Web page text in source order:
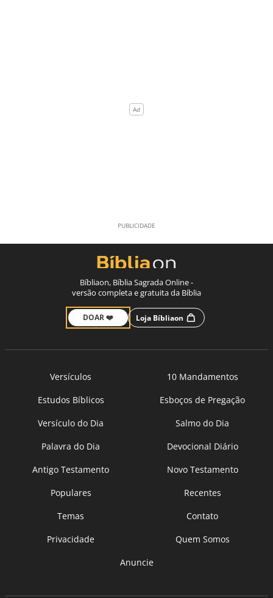
Bíbliaon, Bíblia Sagrada Online -
versão completa e gratuita da Bíblia
DOAR ❤️ Loja Bíbliaon
Versículos
10 Mandamentos
Estudos Bíblicos
Esboços de Pregação
Versículo do Dia
Salmo do Dia
Palavra do Dia
Devocional Diário
Antigo Testamento
Novo Testamento
Populares
Recentes
Temas
Contato
Privacidade
Quem Somos
Anuncie